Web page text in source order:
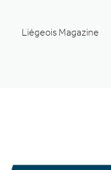
Liégeois Magazine